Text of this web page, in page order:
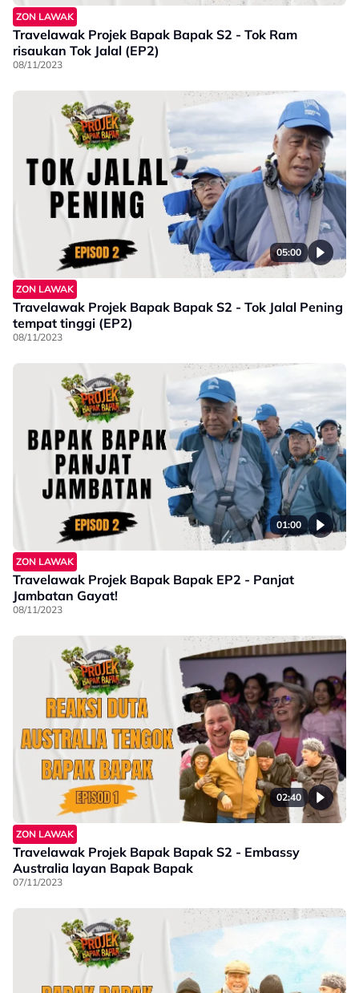
ZON LAWAK
Travelawak Projek Bapak Bapak S2 - Tok Ram
risaukan Tok Jalal (EP2)
08/11/2023
05:00
ZON LAWAK
Travelawak Projek Bapak Bapak S2 - Tok Jalal Pening
tempat tinggi (EP2)
08/11/2023
01:00
ZON LAWAK
Travelawak Projek Bapak Bapak EP2 - Panjat
Jambatan Gayat!
08/11/2023
02:40
ZON LAWAK
Travelawak Projek Bapak Bapak S2 - Embassy
Australia layan Bapak Bapak
07/11/2023